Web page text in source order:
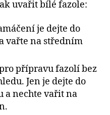
uvařit bílé fazole:
je dejte do
vařte na středním
přípravu fazolí bez
Jen je dejte do
a nechte vařit na